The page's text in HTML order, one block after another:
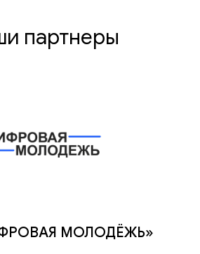
партнеры
МОЛОДЁЖЬ»